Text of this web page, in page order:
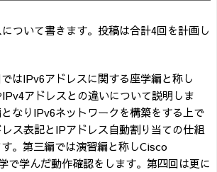
ついて書きます。投稿は合計4回を計画し
はIPv6アドレスに関する座学編と称し
アドレスとの違いについて説明しま
なりIPv6ネットワークを構築をする上で
ス表記とIPアドレス自動割り当ての仕組
。第三編では演習編と称しCisco
で学んだ動作確認をします。第四回は更に